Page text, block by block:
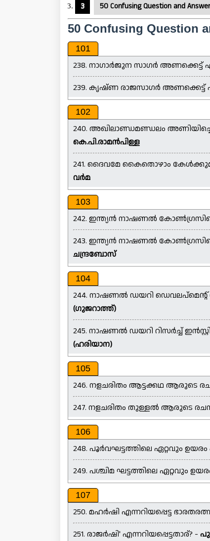
50 Confusing Question and
50 Confusing Question
101
238. നാഗാർജുന സാഗർ അണക്കെട്ട്
239. കൃഷ്ണ രാജസാഗർ അണക്കെട്ട്
102
240. അഖിലാണ്ഡമണ്ഡലം
കെ.പി.രാമൻപിള്ള
241. ദൈവമേ കൈതൊഴാം
വർമ
103
242. ഇന്ത്യൻ നാഷണൽ
243. ഇന്ത്യൻ നാഷണൽ
ചന്ദ്രബോസ്
104
244. നാഷണൽ ഡയറി
(ഗുജറാത്ത്)
245. നാഷണൽ ഡയറി റിസർച്ച്
(ഹരിയാന)
105
246. നളചരിതം ആട്ടക്കഥ ആരുടെ
247. നളചരിതം തുള്ളൽ ആരുടെ
106
248. പൂർവഘട്ടത്തിലെ ഏറ്റവും ഉയരം
249. പശ്ചിമ ഘട്ടത്തിലെ ഏറ്റവും
107
250. മഹർഷി എന്നറിയപ്പെട്ട
251. രാജർഷി' എന്നറിയപ്പെട്ടതാര്? -